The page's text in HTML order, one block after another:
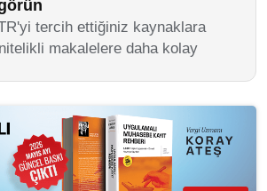
tercih ettiğiniz kaynaklara
makalelere daha kolay